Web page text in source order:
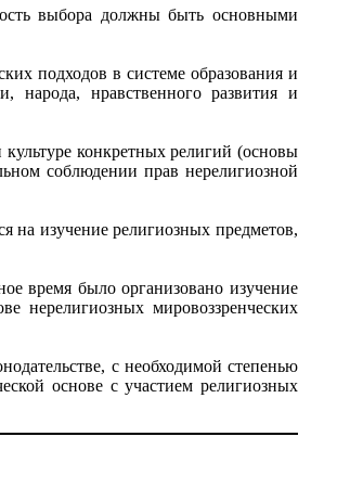
выбора должны быть основными
подходов в системе образования и
народа, нравственного развития и
конкретных религий (основы
соблюдении прав нерелигиозной
на изучение религиозных предметов,
время было организовано изучение
нерелигиозных мировоззренческих
с необходимой степенью
основе с участием религиозных